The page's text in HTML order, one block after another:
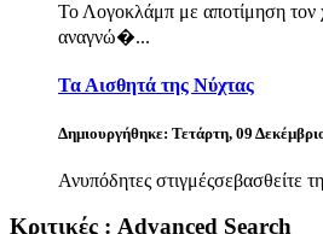
Το Λογοκλάμπ με αποτίμηση
αναγνώ�...
Τα Αισθητά της Νύχτας
Δημιουργήθηκε: Τετάρτη, 09
Ανυπόδητες στιγμέςσεβασθείτε
Κριτικές : Advanced Search